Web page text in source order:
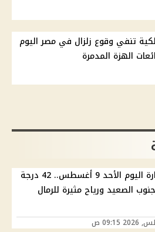
تنفي وقوع زلزال في مصر اليوم
الهزة المدمرة
درجات الحرارة اليوم الأحد 9 أغسطس.. 42 درجة
الصعيد ورياح مثيرة للرمال